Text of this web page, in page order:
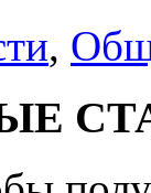
,